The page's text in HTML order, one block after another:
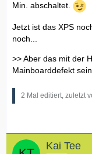
Min. abschaltet.
Jetzt ist das XPS
noch...
>> Aber das mit der
Mainboarddefekt
2 Mal editiert, zuletzt
Kai Tee